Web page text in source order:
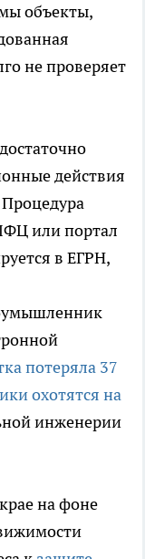
объекты,
не проверяет
действия
Процедура
или портал
в ЕГРН,
потеряла 37
охотятся на
инженерии
на фоне